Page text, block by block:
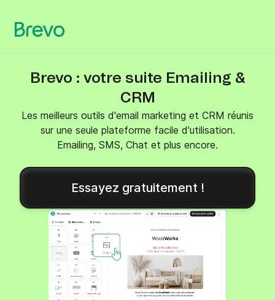
Brevo : votre suite Emailing &
CRM
Les meilleurs outils d'email marketing et CRM réunis
sur une seule plateforme facile d'utilisation.
Emailing, SMS, Chat et plus encore.
Essayez gratuitement !